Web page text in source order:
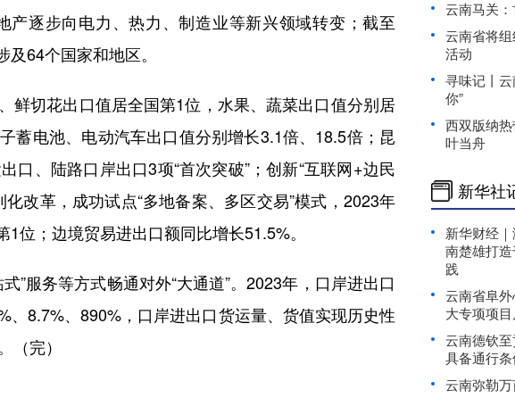
逐步向电力、热力、制造业等新兴领域转变；截至
64个国家和地区。
切花出口值居全国第1位，水果、蔬菜出口值分别居
蓄电池、电动汽车出口值分别增长3.1倍、18.5倍；昆
、陆路口岸出口3项“首次突破”；创新“互联网+边民
改革，成功试点“多地备案、多区交易”模式，2023年
位；边境贸易进出口额同比增长51.5%。
服务等方式畅通对外“大通道”。2023年，口岸进出口
8.7%、890%，口岸进出口货运量、货值实现历史性
完）
云南马关
云南省将
活动
寻味记丨云
你”
西双版纳
叶当舟
新华社
新华财经
南楚雄打
践
云南省阜
大专项项
云南德钦
具备通行
云南弥勒